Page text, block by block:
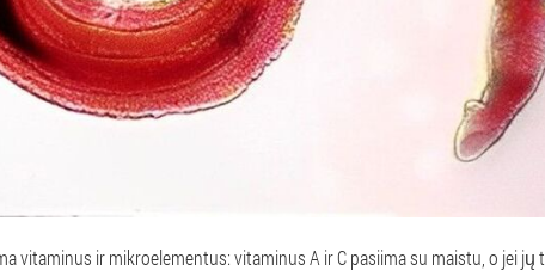
vitaminus ir mikroelementus: vitaminus A ir C pasiima su maistu, o jei